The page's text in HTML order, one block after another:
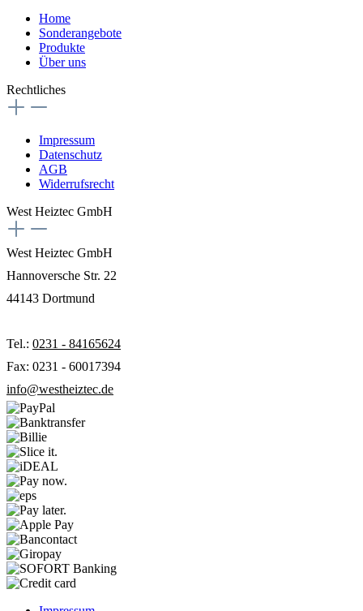
Home
Sonderangebote
Produkte
Über uns
Rechtliches
Impressum
Datenschutz
AGB
Widerrufsrecht
West Heiztec GmbH
West Heiztec GmbH
Hannoversche Str. 22
44143 Dortmund
Tel.: 0231 - 84165624
Fax: 0231 - 60017394
info@westheiztec.de